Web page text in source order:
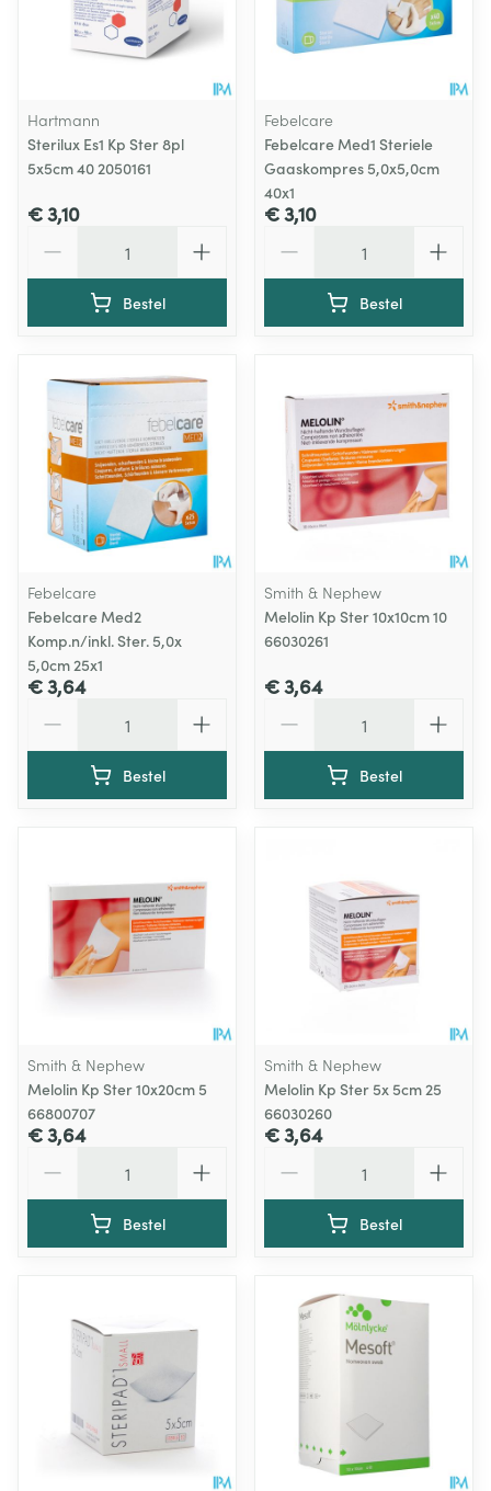
Hartmann
Sterilux Es1 Kp Ster 8pl
5x5cm 40 2050161
€ 3,10
Bestel
Febelcare
Febelcare Med1 Steriele
Gaaskompres 5,0x5,0cm
40x1
€ 3,10
Bestel
Febelcare
Febelcare Med2
Komp.n/inkl. Ster. 5,0x
5,0cm 25x1
€ 3,64
Bestel
Smith & Nephew
Melolin Kp Ster 10x10cm 10
66030261
€ 3,64
Bestel
Smith & Nephew
Melolin Kp Ster 10x20cm 5
66800707
€ 3,64
Bestel
Smith & Nephew
Melolin Kp Ster 5x 5cm 25
66030260
€ 3,64
Bestel